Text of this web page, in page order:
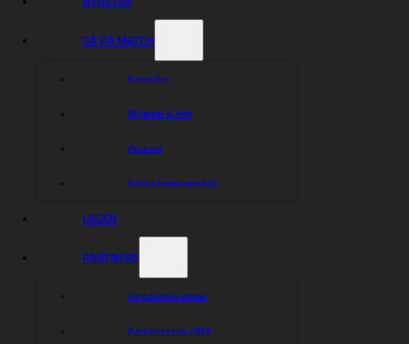
GÅ PÅ MATCH
Kalender
Biljetter & info
Årskort
Nästa hemmamatch
LAGEN
PARTNERS
Ungdomspartner
Partnerresan 2026